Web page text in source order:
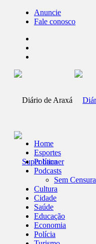
Anuncie
Fale conosco
Home
Esportes
Política
Podcasts
Sem Censura
Cultura
Cidade
Saúde
Educação
Economia
Polícia